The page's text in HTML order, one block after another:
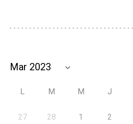
L M M J
27 28 1 2